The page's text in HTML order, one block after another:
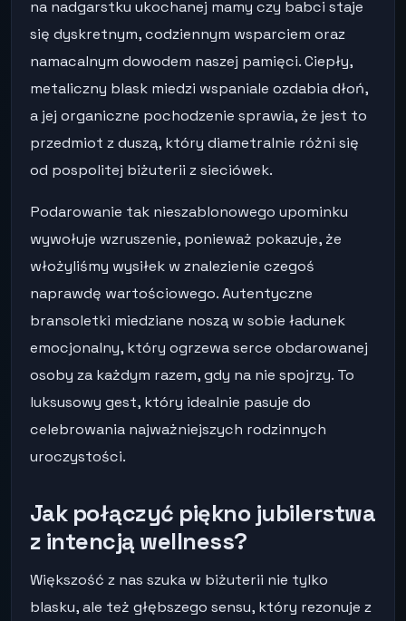
na nadgarstku ukochanej mamy czy babci staje
się dyskretnym, codziennym wsparciem oraz
namacalnym dowodem naszej pamięci. Ciepły,
metaliczny blask miedzi wspaniale ozdabia dłoń,
a jej organiczne pochodzenie sprawia, że jest to
przedmiot z duszą, który diametralnie różni się
od pospolitej biżuterii z sieciówek.
Podarowanie tak nieszablonowego upominku
wywołuje wzruszenie, ponieważ pokazuje, że
włożyliśmy wysiłek w znalezienie czegoś
naprawdę wartościowego. Autentyczne
bransoletki miedziane noszą w sobie ładunek
emocjonalny, który ogrzewa serce obdarowanej
osoby za każdym razem, gdy na nie spojrzy. To
luksusowy gest, który idealnie pasuje do
celebrowania najważniejszych rodzinnych
uroczystości.
Jak połączyć piękno jubilerstwa
z intencją wellness?
Większość z nas szuka w biżuterii nie tylko
blasku, ale też głębszego sensu, który rezonuje z